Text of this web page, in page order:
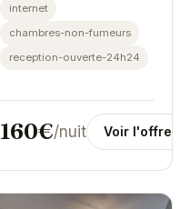
internet
chambres-non-fumeurs
reception-ouverte-24h24
160€/nuit Voir l'offre